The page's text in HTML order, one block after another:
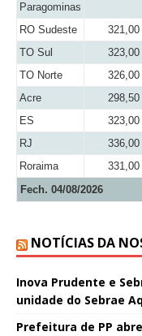
Paragominas
RO Sudeste 321,00
TO Sul
323,00
TO Norte
326,00
Acre
298,50
ES
323,00
RJ
336,00
Roraima
331,00
Fech. 04/08/2026
NOTÍCIAS DA
Inova Prudente e
unidade do Sebrae
Prefeitura de PP